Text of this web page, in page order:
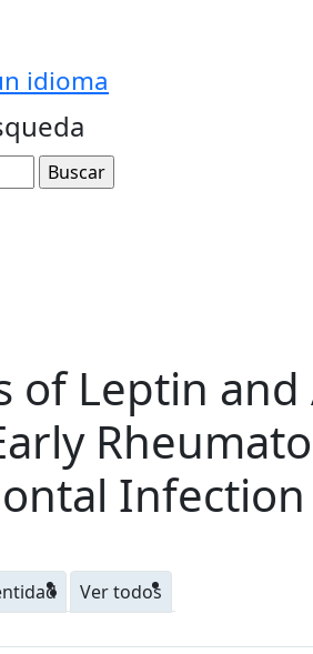
idioma
of Leptin
Infection
Ver todos